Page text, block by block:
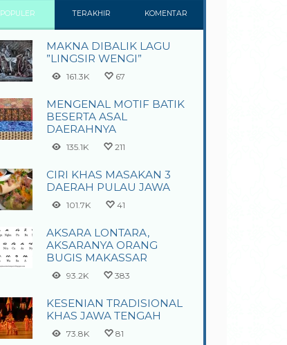
POPULER TERAKHIR KOMENTAR
MAKNA DIBALIK LAGU
”LINGSIR WENGI”
161.3K 67
MENGENAL MOTIF BATIK
BESERTA ASAL
DAERAHNYA
135.1K 211
CIRI KHAS MASAKAN 3
DAERAH PULAU JAWA
101.7K 41
AKSARA LONTARA,
AKSARANYA ORANG
BUGIS MAKASSAR
93.2K 383
KESENIAN TRADISIONAL
KHAS JAWA TENGAH
73.8K 81